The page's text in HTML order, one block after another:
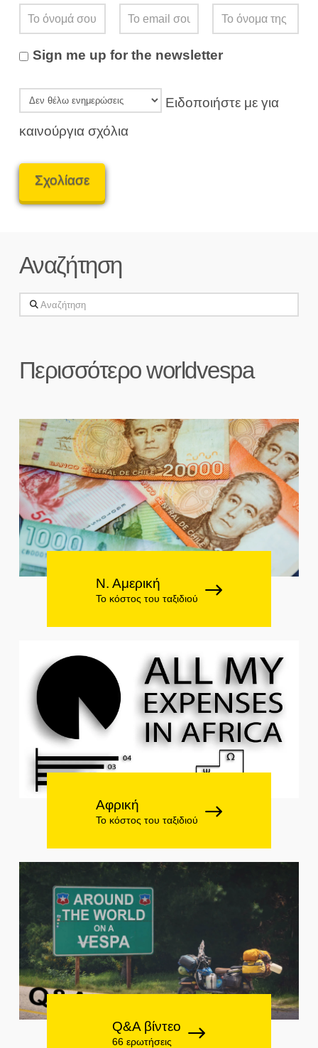
Sign me up for the newsletter
Ειδοποιήστε με για
καινούργια σχόλια
Αναζήτηση
Αναζήτηση
Περισσότερο worldvespa
Ν. Αμερική
Το κόστος του ταξιδιού
Αφρική
Το κόστος του ταξιδιού
Q&A βίντεο
66 ερωτήσεις